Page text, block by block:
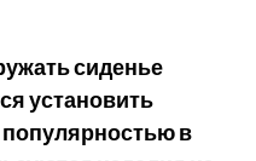
сиденье
установить
в